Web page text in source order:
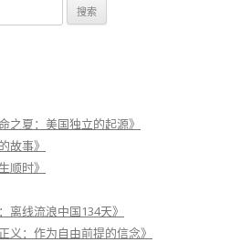
之夏：美国独立的起源》
故事》
顺时》
离线流浪中国134天》
义：作为自由前提的信念》